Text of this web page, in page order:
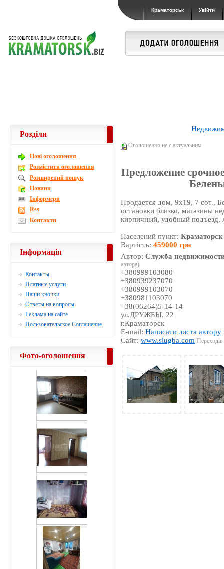
Краматорськ Увійти
Оголошення не є актуальним
Предложение
Продается дом, 9х19, 7 сот.,
остановки близко, магазины
кирпичный, удобный подъезд,
Населений пункт:Краматорск
Вартість:459000 грн
Автор:Служба
автора)
+380999103080
+380939237070
+380999103070
+380981103070
+38(06264)5-14-14
ул.ДРУЖБЫ, 22
г.Краматорск
E-mail:Написати листа автору
Сайт:www.slugba.com
Розділи
Новi оголошення
Розмістити оголошення
Розширений пошук
Новини
Інформери
Rss
Контакти
Інформація
Контакты
Платные услуги
Наши кнопки
Ответы на вопросы
Реклама на сайте
Пользовательское Соглашение
Фото-оголошення